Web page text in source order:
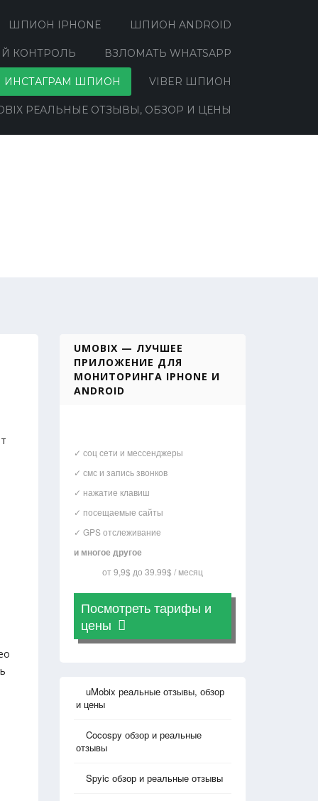
ШПИОН IPHONE ШПИОН ANDROID
КОНТРОЛЬ ВЗЛОМАТЬ WHATSAPP
ИНСТАГРАМ ШПИОН VIBER ШПИОН
РЕАЛЬНЫЕ ОТЗЫВЫ, ОБЗОР И ЦЕНЫ
UMOBIX — ЛУЧШЕЕ
ПРИЛОЖЕНИЕ ДЛЯ
МОНИТОРИНГА IPHONE И
ANDROID
✓ соц сети и мессенджеры
✓ смс и запись звонков
✓ нажатие клавиш
✓ посещаемые сайты
✓ GPS отслеживание
и многое другое
от 9,9$ до 39.99$ / месяц
Посмотреть тарифы и
цены
uMobix реальные отзывы, обзор
и цены
Cocospy обзор и реальные
отзывы
Spyic обзор и реальные отзывы